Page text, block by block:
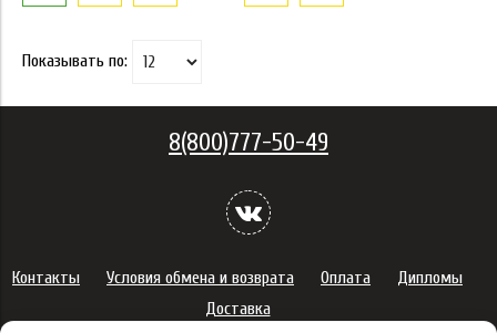
Показывать по:
8(800)777-50-49
Контакты Условия обмена и возврата Оплата
Дипломы
Доставка